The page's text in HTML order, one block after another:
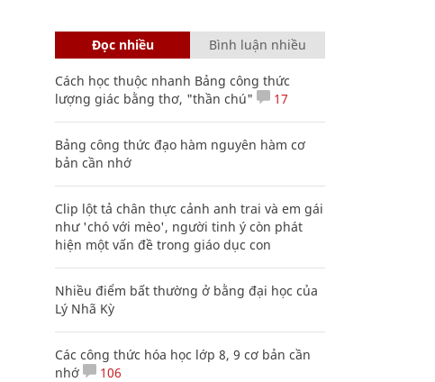
Đọc nhiều Bình luận nhiều
Cách học thuộc nhanh Bảng công thức
lượng giác bằng thơ, "thần chú"
17
Bảng công thức đạo hàm nguyên hàm cơ
bản cần nhớ
Clip lột tả chân thực cảnh anh trai và em gái
như 'chó với mèo', người tinh ý còn phát
hiện một vấn đề trong giáo dục con
Nhiều điểm bất thường ở bằng đại học của
Lý Nhã Kỳ
Các công thức hóa học lớp 8, 9 cơ bản cần
nhớ
106